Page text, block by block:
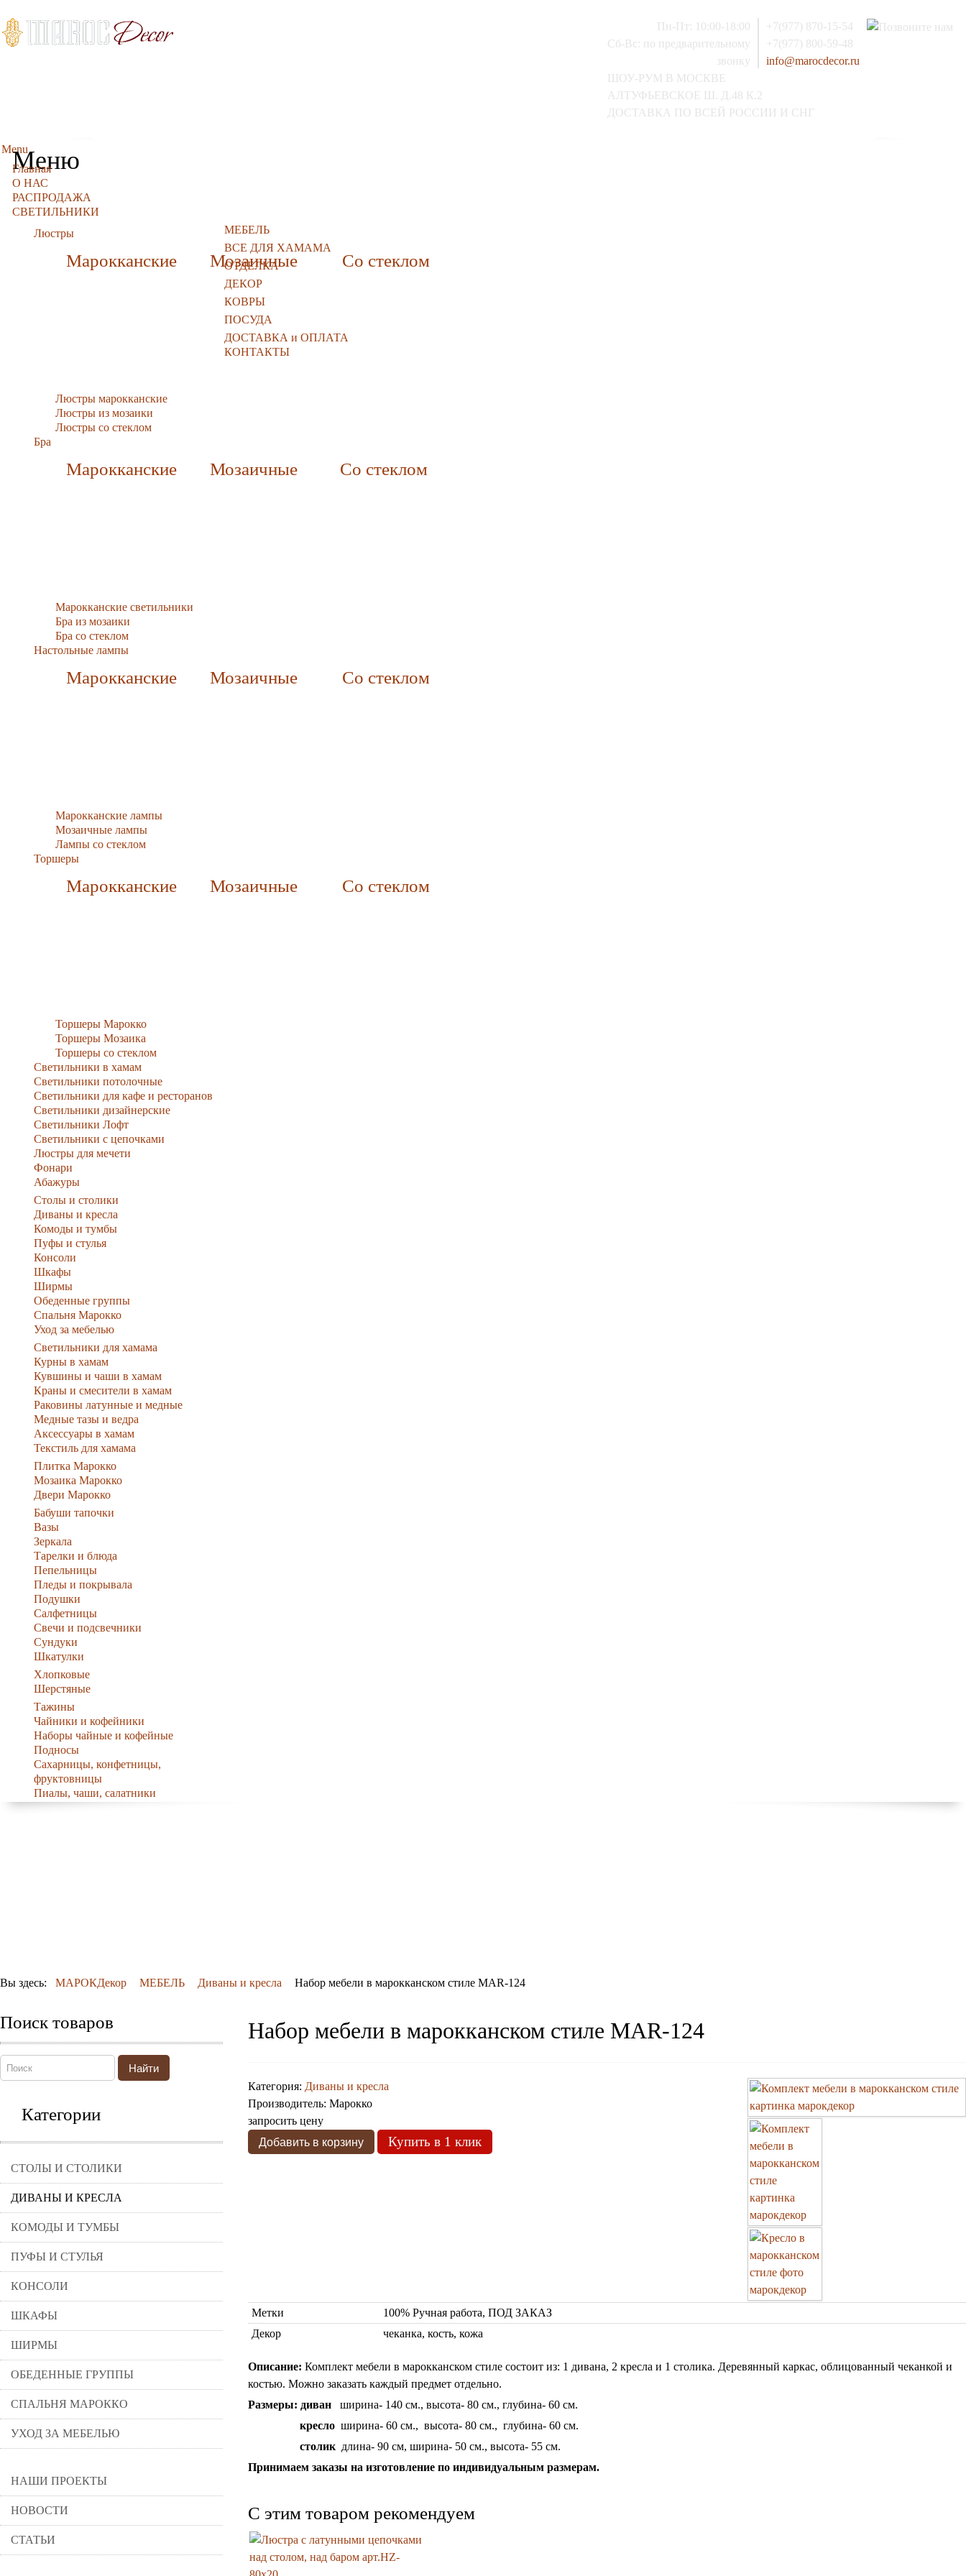
+7(977) 870-15-54
+7(977) 800-59-48
info@marocdecor.ru
Пн-Пт: 10:00-18:00
Сб-Вс: по предварительному
звонку
ШОУ-РУМ В МОСКВЕ
АЛТУФЬЕВСКОЕ Ш. Д.48 К.2
ДОСТАВКА ПО ВСЕЙ РОССИИ И СНГ
Меню
Menu
Главная
О НАС
РАСПРОДАЖА
СВЕТИЛЬНИКИ
Люстры
Марокканские Мозаичные Со стеклом
Люстры марокканские
Люстры из мозаики
Люстры со стеклом
Бра
Марокканские Мозаичные Со стеклом
Марокканские светильники
Бра из мозаики
Бра со стеклом
Настольные лампы
Марокканские Мозаичные Со стеклом
Марокканские лампы
Мозаичные лампы
Лампы со стеклом
Торшеры
Марокканские Мозаичные Со стеклом
Торшеры Марокко
Торшеры Мозаика
Торшеры со стеклом
Светильники в хамам
Светильники потолочные
Светильники для кафе и ресторанов
Светильники дизайнерские
Светильники Лофт
Светильники с цепочками
Люстры для мечети
Фонари
Абажуры
МЕБЕЛЬ
Столы и столики
Диваны и кресла
Комоды и тумбы
Пуфы и стулья
Консоли
Шкафы
Ширмы
Обеденные группы
Спальня Марокко
Уход за мебелью
ВСЕ ДЛЯ ХАМАМА
Светильники для хамама
Курны в хамам
Кувшины и чаши в хамам
Краны и смесители в хамам
Раковины латунные и медные
Медные тазы и ведра
Аксессуары в хамам
Текстиль для хамама
ОТДЕЛКА
Плитка Марокко
Мозаика Марокко
Двери Марокко
ДЕКОР
Бабуши тапочки
Вазы
Зеркала
Тарелки и блюда
Пепельницы
Пледы и покрывала
Подушки
Салфетницы
Свечи и подсвечники
Сундуки
Шкатулки
КОВРЫ
Хлопковые
Шерстяные
ПОСУДА
Тажины
Чайники и кофейники
Наборы чайные и кофейные
Подносы
Сахарницы, конфетницы,
фруктовницы
Пиалы, чаши, салатники
ДОСТАВКА и ОПЛАТА
КОНТАКТЫ
Вы здесь: МАРОКДекор МЕБЕЛЬ Диваны и кресла Набор мебели в марокканском стиле MAR-124
Набор мебели в марокканском стиле MAR-124
Категория: Диваны и кресла
Производитель: Марокко
запросить цену
Купить в 1 клик
Метки
100% Ручная работа, ПОД ЗАКАЗ
Декор
чеканка, кость, кожа
Описание: Комплект мебели в марокканском стиле состоит из: 1 дивана, 2 кресла и 1 столика. Деревянный каркас, облицованный чеканкой и
костью. Можно заказать каждый предмет отдельно.
Размеры: диванширина- 140 см., высота- 80 см., глубина- 60 см.
креслоширина- 60 см., высота- 80 см., глубина- 60 см.
столикдлина- 90 см, ширина- 50 см., высота- 55 см.
Принимаем заказы на изготовление по индивидуальным размерам.
C этим товаром рекомендуем
Поиск товаров
Найти
Категории
СТОЛЫ И СТОЛИКИ
ДИВАНЫ И КРЕСЛА
КОМОДЫ И ТУМБЫ
ПУФЫ И СТУЛЬЯ
КОНСОЛИ
ШКАФЫ
ШИРМЫ
ОБЕДЕННЫЕ ГРУППЫ
СПАЛЬНЯ МАРОККО
УХОД ЗА МЕБЕЛЬЮ
НАШИ ПРОЕКТЫ
НОВОСТИ
СТАТЬИ